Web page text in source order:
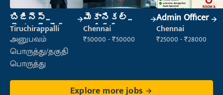
బిజినెస్
డెవలప్ మెంట్
మేనేజర్
Tiruchirappalli
அனுபவம்
பொருத்து/தகுதி
பொருத்து
మెకానికల్
ఇంజినీర్
Chennai
₹50000 - ₹50000
Admin Officer
Chennai
₹25000 - ₹28000
Explore more jobs